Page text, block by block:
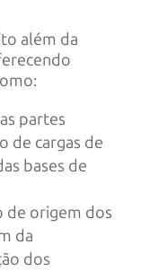
além da
partes
de cargas de
bases de
de origem dos
da
dos